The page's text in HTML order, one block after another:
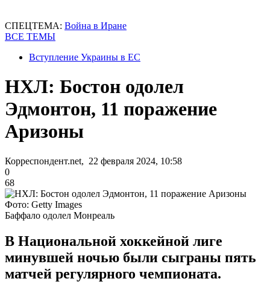
СПЕЦТЕМА: Война в Иране
ВСЕ ТЕМЫ
Вступление Украины в ЕС
НХЛ: Бостон одолел
Эдмонтон, 11 поражение
Аризоны
Корреспондент.net, 22 февраля 2024, 10:58
0
68
Фото: Getty Images
Баффало одолел Монреаль
В Национальной хоккейной лиге
минувшей ночью были сыграны пять
матчей регулярного чемпионата.